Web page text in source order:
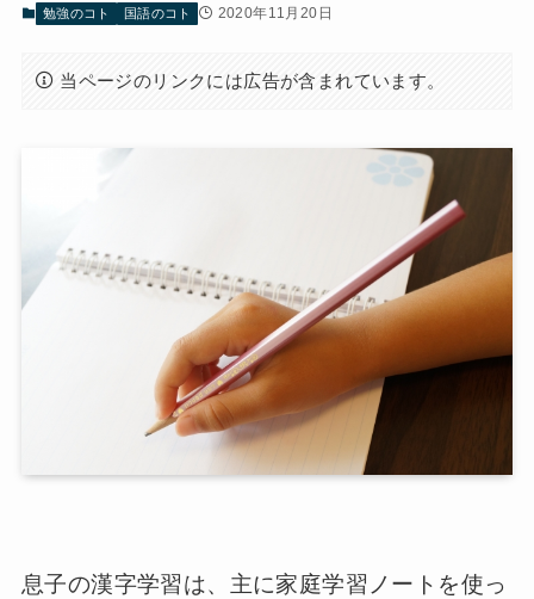
勉強のコト 国語のコト 2020年11月20日
当ページのリンクには広告が含まれています。
息子の漢字学習は、主に家庭学習ノートを使っ